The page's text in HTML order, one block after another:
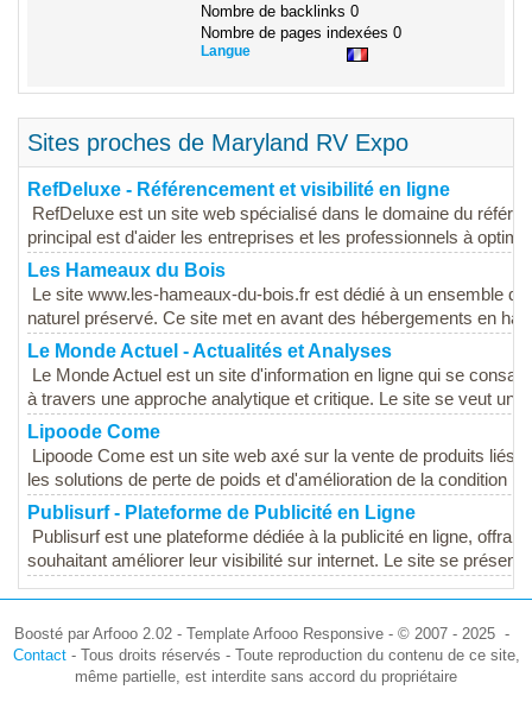
Nombre de backlinks 0
Nombre de pages indexées 0
Langue
Sites proches de Maryland RV Expo
RefDeluxe - Référencement et visibilité en ligne
RefDeluxe est un site web spécialisé dans le domaine du
principal est d'aider les entreprises et les professionnels à
Les Hameaux du Bois
Le site www.les-hameaux-du-bois.fr est dédié à un ensemble
naturel préservé. Ce site met en avant des hébergements en
Le Monde Actuel - Actualités et Analyses
Le Monde Actuel est un site d'information en ligne qui se
à travers une approche analytique et critique. Le site se veut une
Lipoode Come
Lipoode Come est un site web axé sur la vente de produits liés
les solutions de perte de poids et d'amélioration de la condition
Publisurf - Plateforme de Publicité en Ligne
Publisurf est une plateforme dédiée à la publicité en ligne,
souhaitant améliorer leur visibilité sur internet. Le site se
Boosté par Arfooo 2.02 - Template Arfooo Responsive - © 2007 - 2025 -
Contact- Tous droits réservés - Toute reproduction du contenu de ce site,
même partielle, est interdite sans accord du propriétaire